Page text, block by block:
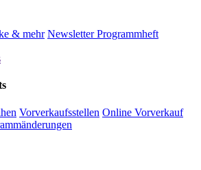
& mehr NewsletterProgrammheft
Vorverkaufsstellen Online Vorverkauf